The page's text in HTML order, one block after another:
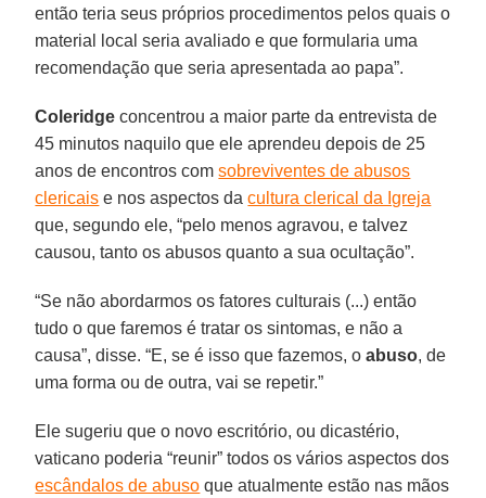
então teria seus próprios procedimentos pelos quais o
material local seria avaliado e que formularia uma
recomendação que seria apresentada ao papa”.
Coleridge concentrou a maior parte da entrevista de
45 minutos naquilo que ele aprendeu depois de 25
anos de encontros comsobreviventes de abusos
clericais e nos aspectos dacultura clerical da Igreja
que, segundo ele, “pelo menos agravou, e talvez
causou, tanto os abusos quanto a sua ocultação”.
“Se não abordarmos os fatores culturais (...) então
tudo o que faremos é tratar os sintomas, e não a
causa”, disse. “E, se é isso que fazemos, oabuso, de
uma forma ou de outra, vai se repetir.”
Ele sugeriu que o novo escritório, ou dicastério,
vaticano poderia “reunir” todos os vários aspectos dos
escândalos de abuso que atualmente estão nas mãos